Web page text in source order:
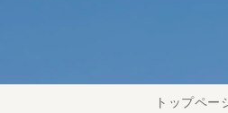
トップペー